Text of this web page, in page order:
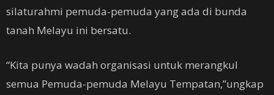
silaturahmi pemuda-pemuda yang ada di bunda
tanah Melayu ini bersatu.
“Kita punya wadah organisasi untuk merangkul
semua Pemuda-pemuda Melayu Tempatan,”ungkap